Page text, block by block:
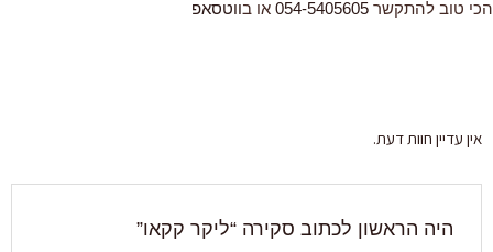
הכי טוב להתקשר 054-5405605 או בווטסאפ
אין עדיין חוות דעת.
היה הראשון לכתוב סקירה “ליקר קקאו”